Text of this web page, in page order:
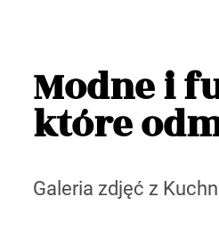
Modne i
które
Galeria zdjęć z